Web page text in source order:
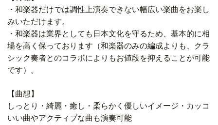
・和楽器だけでは調性上演奏できない幅広い楽曲をお楽し
みいただけます。
・和楽器は業界としても日本文化を守るため、基本的に相
場を高く保っております（和楽器のみの編成よりも、クラ
シック奏者とのコラボによりもお値段を抑えることが可能
です）。
【曲想】
しっとり・綺麗・癒し・柔らかく優しいイメージ・カッコ
いい曲やアクティブな曲も演奏可能